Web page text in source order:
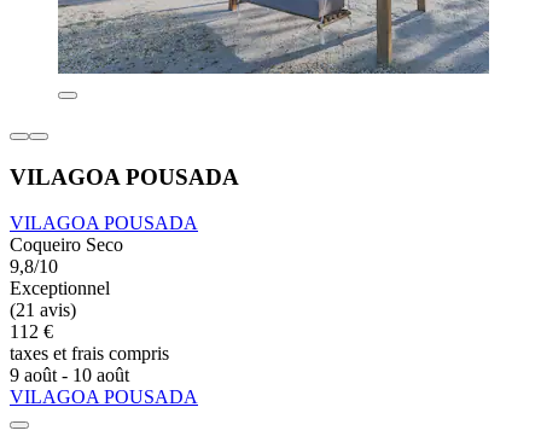
VILAGOA POUSADA
VILAGOA POUSADA
Coqueiro Seco
9,8/10
Exceptionnel
(21 avis)
112 €
taxes et frais compris
9 août - 10 août
VILAGOA POUSADA